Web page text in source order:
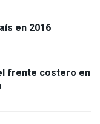
en 2016
frente costero en